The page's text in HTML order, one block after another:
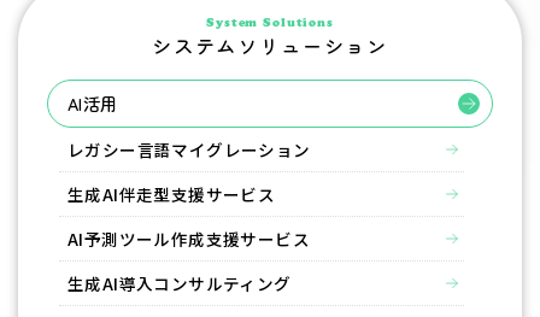
System Solutions
システムソリューション
AI活用
レガシー言語マイグレーション
生成AI伴走型支援サービス
AI予測ツール作成支援サービス
生成AI導入コンサルティング